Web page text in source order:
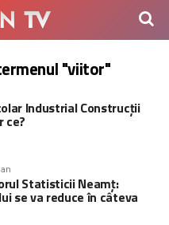
"viitor"
Industrial Construcții
ce?
Statisticii Neamț:
se va reduce în câteva